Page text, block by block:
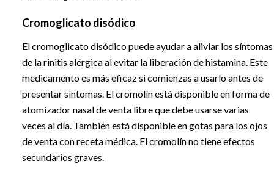
Cromoglicato disódico
El cromoglicato disódico puede ayudar a aliviar los síntomas
de la rinitis alérgica al evitar la liberación de histamina. Este
medicamento es más eficaz si comienzas a usarlo antes de
presentar síntomas. El cromolín está disponible en forma de
atomizador nasal de venta libre que debe usarse varias
veces al día. También está disponible en gotas para los ojos
de venta con receta médica. El cromolín no tiene efectos
secundarios graves.